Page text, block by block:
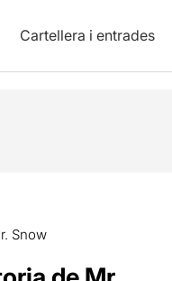
Cartellera i entrades
Snow